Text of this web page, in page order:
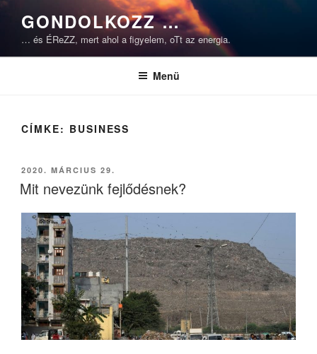
Tartalomhoz
GONDOLKOZZ …
… és ÉReZZ, mert ahol a figyelem, oTt az energia.
Menü
CÍMKE: BUSINESS
BEKÜLDVE:
2020. MÁRCIUS 29.
Mit nevezünk fejlődésnek?